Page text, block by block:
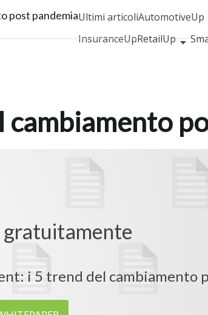
post pandemiaUltimi articoliAutomotiveUp
InsuranceUpRetailUp
gratuitamente
i 5 trend del cambiamento